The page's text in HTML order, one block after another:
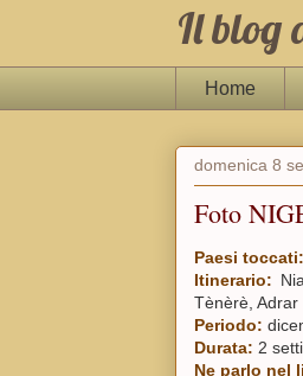
Il blog
Home
domenica 8
Foto
Paesi toccati:
Itinerario:
Tènèrè,
Periodo:
Durata: 2
Ne parlo nel